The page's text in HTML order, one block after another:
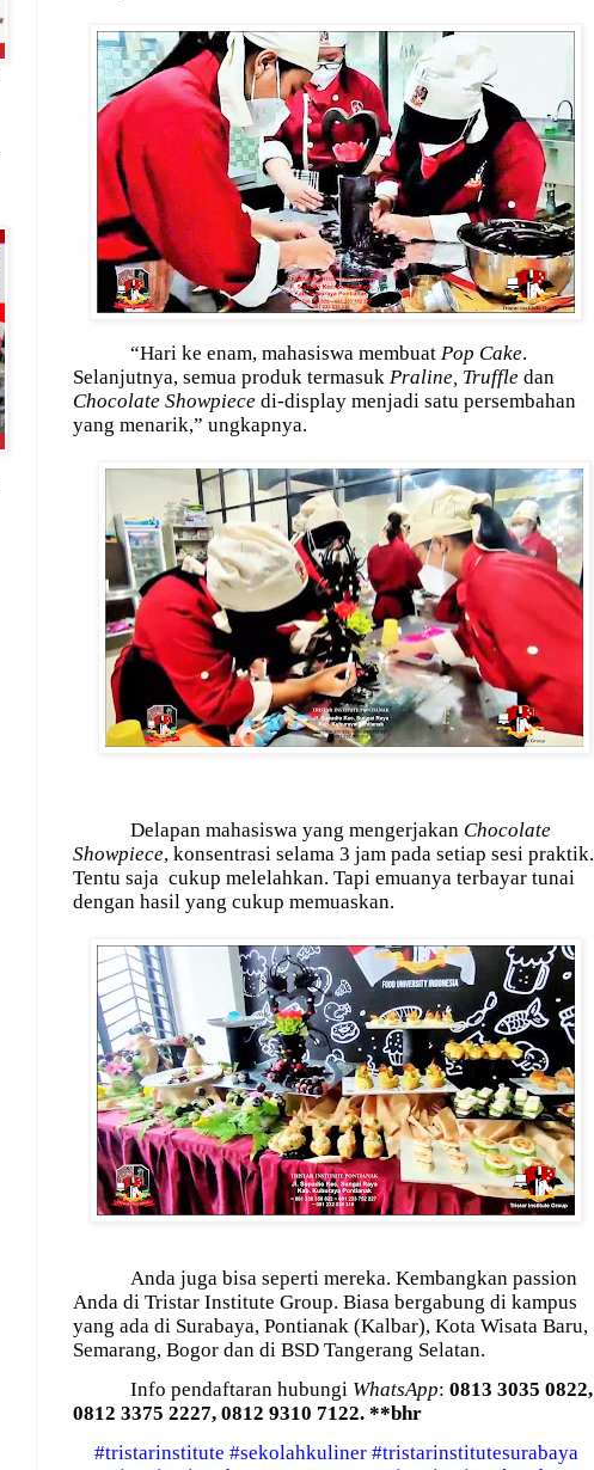
“Hari ke enam, mahasiswa membuat Pop Cake.
Selanjutnya, semua produk termasuk Praline, Truffle dan
Chocolate Showpiece di-display menjadi satu persembahan
yang menarik,” ungkapnya.
Delapan mahasiswa yang mengerjakan Chocolate
Showpiece, konsentrasi selama 3 jam pada setiap sesi praktik.
Tentu saja cukup melelahkan. Tapi emuanya terbayar tunai
dengan hasil yang cukup memuaskan.
Anda juga bisa seperti mereka. Kembangkan passion
Anda di Tristar Institute Group. Biasa bergabung di kampus
yang ada di Surabaya, Pontianak (Kalbar), Kota Wisata Baru,
Semarang, Bogor dan di BSD Tangerang Selatan.
Info pendaftaran hubungi WhatsApp: 0813 3035 0822,
0812 3375 2227, 0812 9310 7122. **bhr
#tristarinstitute #sekolahkuliner #tristarinstitutesurabaya